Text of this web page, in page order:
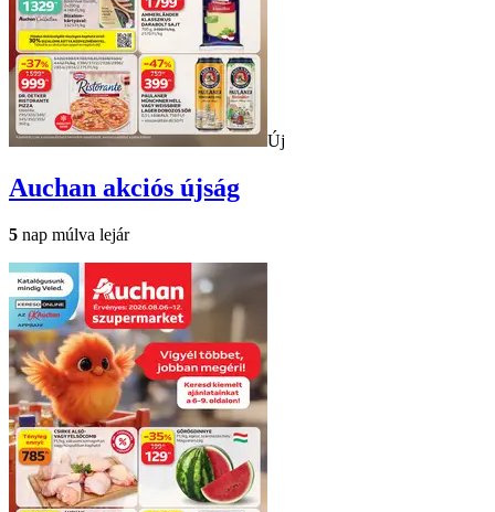
Új
Auchan akciós újság
5 nap múlva lejár